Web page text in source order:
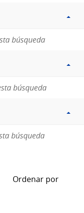
búsqueda
búsqueda
búsqueda
Ordenar por